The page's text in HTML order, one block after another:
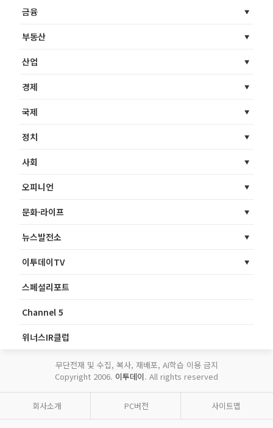
금융
부동산
산업
경제
국제
정치
사회
오피니언
문화·라이프
뉴스발전소
이투데이TV
스페셜리포트
Channel 5
위너스IR클럽
무단전재 및 수집, 복사, 재배포, AI학습 이용 금지
Copyright 2006. 이투데이. All rights reserved
회사소개 PC버전 사이트맵